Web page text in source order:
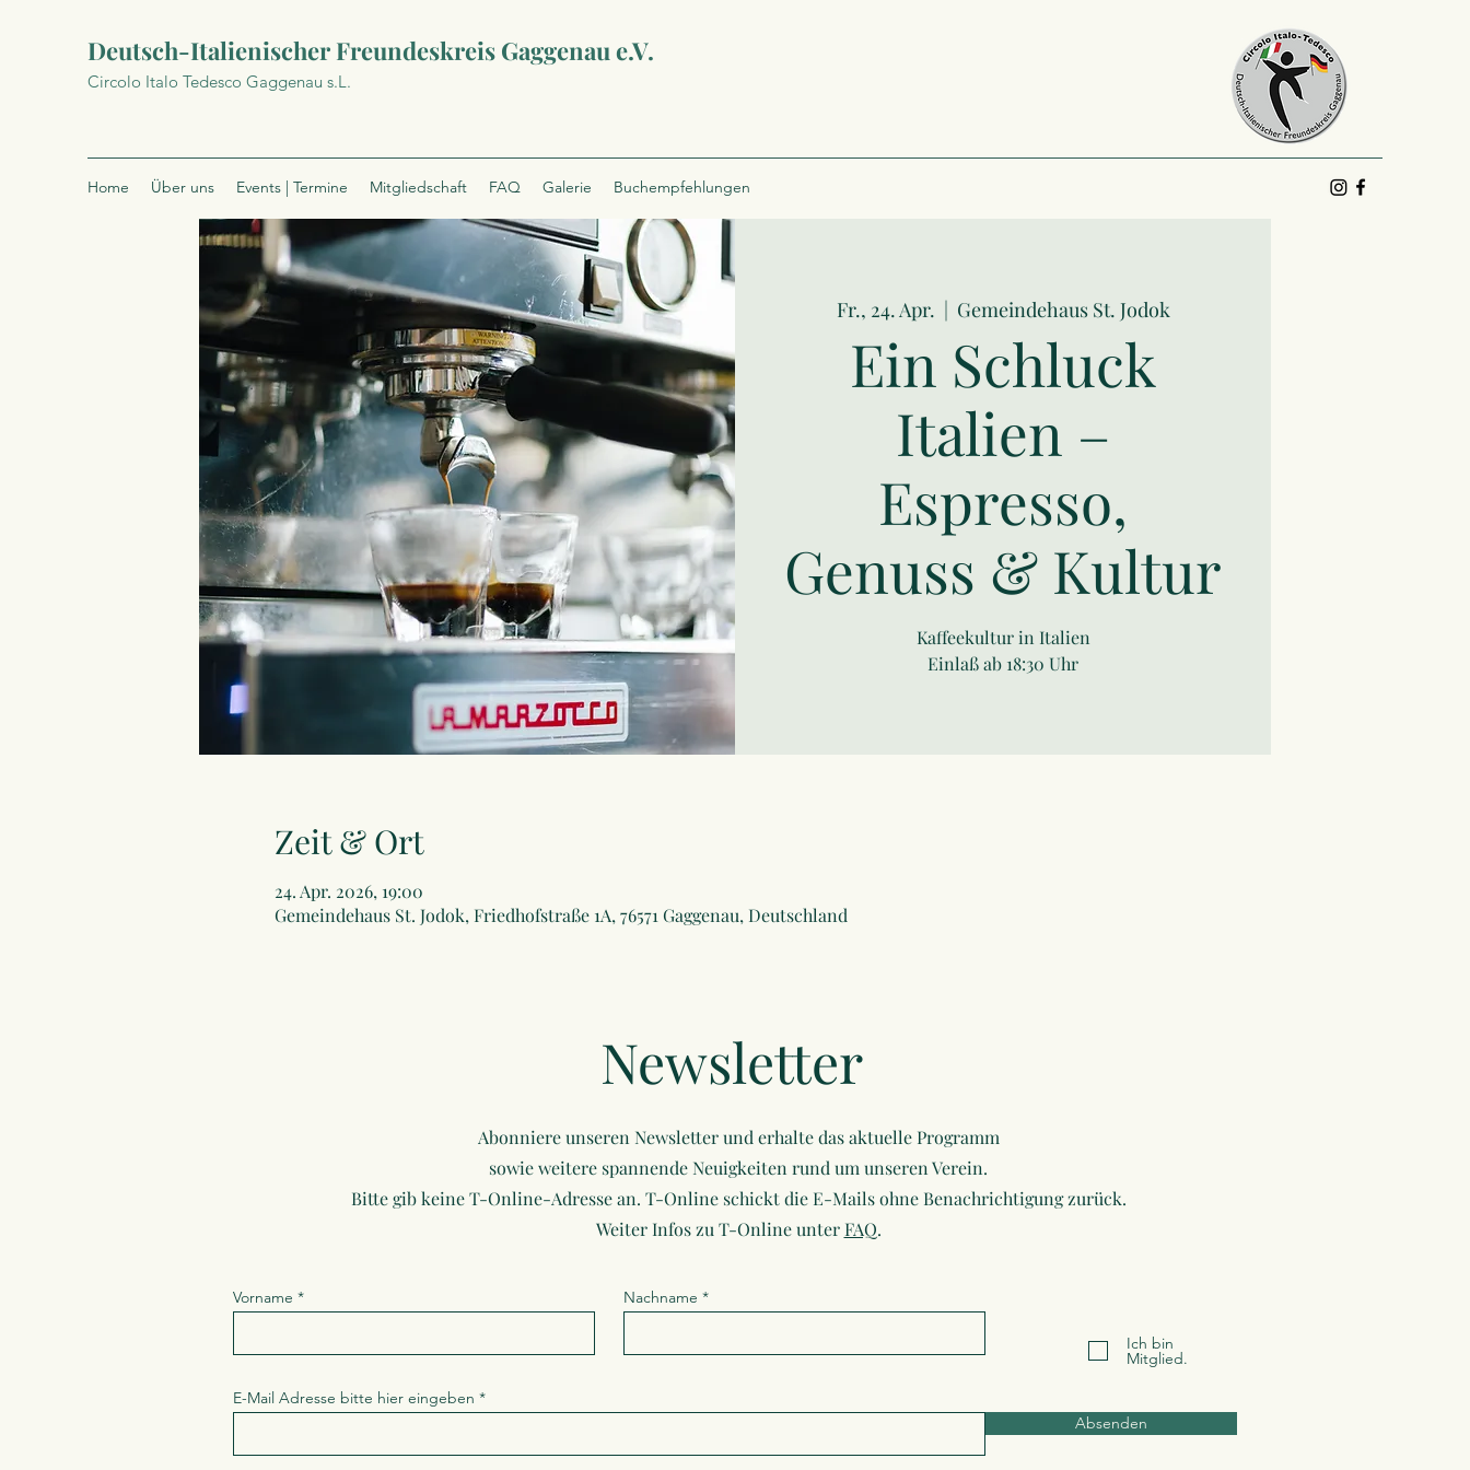
Deutsch-Italienischer Freundeskreis Gaggenau e.V.
Circolo Italo Tedesco Gaggenau s.L.
Home Über uns Events | Termine Mitgliedschaft FAQ Galerie Buchempfehlungen
Fr., 24. Apr.
  |
Gemeindehaus St. Jodok
Ein Schluck
Italien –
Espresso,
Genuss & Kultur
Kaffeekultur in Italien
Einlaß ab 18:30 Uhr
Zeit & Ort
24. Apr. 2026, 19:00
Gemeindehaus St. Jodok, Friedhofstraße 1A, 76571 Gaggenau, Deutschland
Newsletter
Abonniere unseren Newsletter und erhalte das aktuelle Programm
sowie weitere spannende Neuigkeiten rund um unseren Verein.
Bitte gib keine T-Online-Adresse an. T-Online schickt die E-Mails ohne Benachrichtigung zurück.
Weiter Infos zu T-Online unterFAQ.
Vorname Nachname
E-Mail Adresse bitte hier eingeben
Ich bin
Mitglied.
Absenden